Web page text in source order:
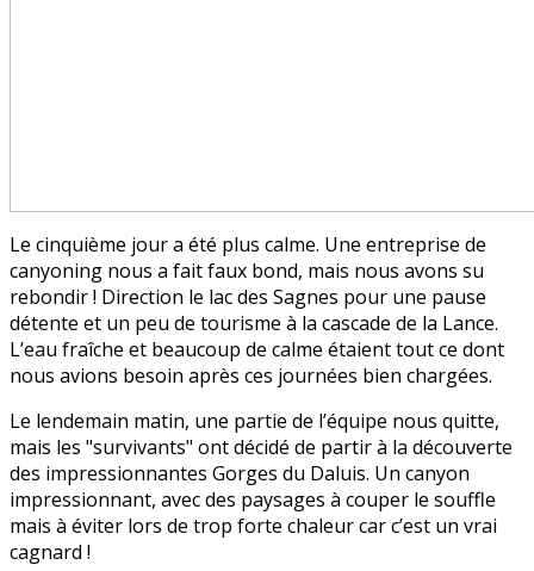
Le cinquième jour a été plus calme. Une entreprise de
canyoning nous a fait faux bond, mais nous avons su
rebondir ! Direction le lac des Sagnes pour une pause
détente et un peu de tourisme à la cascade de la Lance.
L’eau fraîche et beaucoup de calme étaient tout ce dont
nous avions besoin après ces journées bien chargées.
Le lendemain matin, une partie de l’équipe nous quitte,
mais les "survivants" ont décidé de partir à la découverte
des impressionnantes Gorges du Daluis. Un canyon
impressionnant, avec des paysages à couper le souffle
mais à éviter lors de trop forte chaleur car c’est un vrai
cagnard !